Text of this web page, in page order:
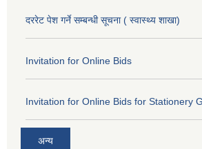
दररेट पेश गर्ने सम्बन्धी सूचना ( स्वास्थ्य शाखा)
Invitation for Online Bids
Invitation for Online Bids for Stationery
अन्य